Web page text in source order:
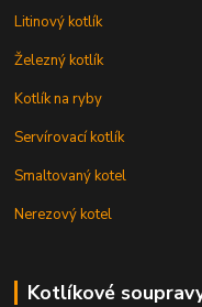
Litinový kotlík
Železný kotlík
Kotlík na ryby
Servírovací kotlík
Smaltovaný kotel
Nerezový kotel
Kotlíkové